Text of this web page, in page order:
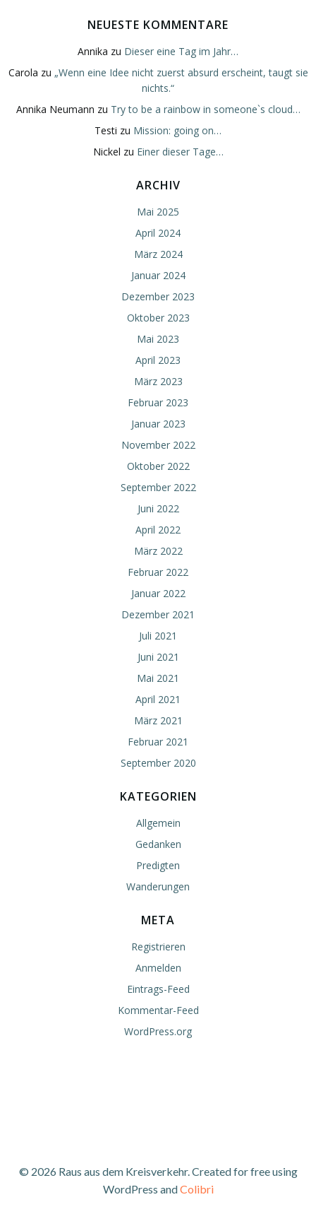
NEUESTE KOMMENTARE
Annika zu Dieser eine Tag im Jahr…
Carola zu „Wenn eine Idee nicht zuerst absurd erscheint, taugt sie
nichts.“
Annika Neumann zu Try to be a rainbow in someone`s cloud…
Testi zu Mission: going on…
Nickel zu Einer dieser Tage…
ARCHIV
Mai 2025
April 2024
März 2024
Januar 2024
Dezember 2023
Oktober 2023
Mai 2023
April 2023
März 2023
Februar 2023
Januar 2023
November 2022
Oktober 2022
September 2022
Juni 2022
April 2022
März 2022
Februar 2022
Januar 2022
Dezember 2021
Juli 2021
Juni 2021
Mai 2021
April 2021
März 2021
Februar 2021
September 2020
KATEGORIEN
Allgemein
Gedanken
Predigten
Wanderungen
META
Registrieren
Anmelden
Eintrags-Feed
Kommentar-Feed
WordPress.org
© 2026 Raus aus dem Kreisverkehr. Created for free using
WordPress andColibri